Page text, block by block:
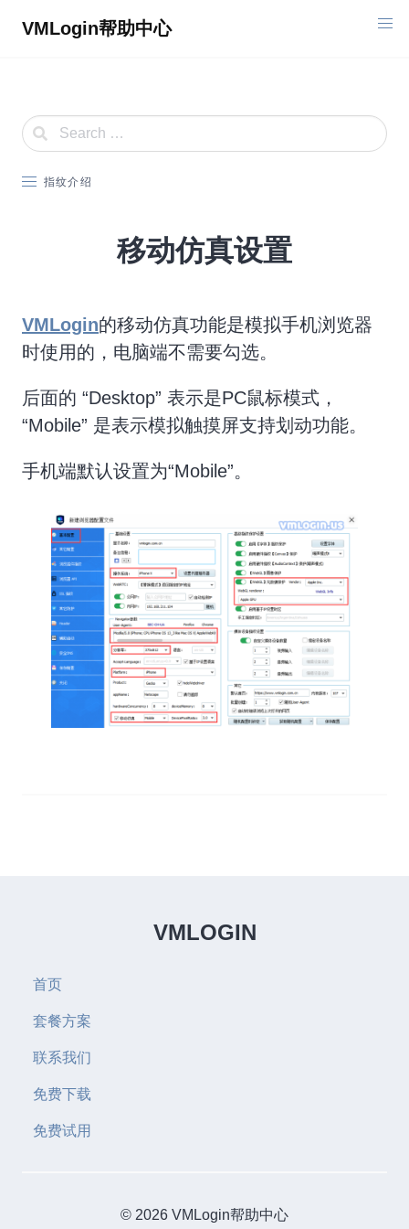
VMLogin帮助中心
指纹介绍
移动仿真设置
VMLogin的移动仿真功能是模拟手机浏览器
时使用的，电脑端不需要勾选。
后面的 “Desktop” 表示是PC鼠标模式，
“Mobile” 是表示模拟触摸屏支持划动功能。
手机端默认设置为“Mobile”。
VMLOGIN
首页
套餐方案
联系我们
免费下载
免费试用
© 2026 VMLogin帮助中心